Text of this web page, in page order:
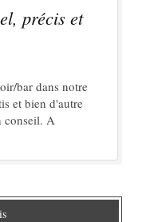
précis et
bar dans notre
et bien d'autre
conseil. A